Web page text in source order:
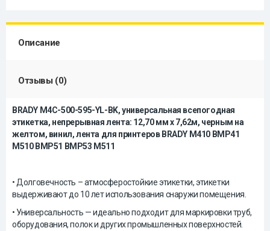
Описание
Отзывы (0)
BRADY M4C-500-595-YL-BK, универсальная всепогодная
этикетка, непрерывная лента: 12,70 мм х 7,62м, черным на
желтом, винил, лента для принтеров BRADY M410 BMP41
M510 BMP51 BMP53 M511
• Долговечность – атмосферостойкие этикетки, этикетки
выдерживают до 10 лет использования снаружи помещения.
• Универсальность — идеально подходит для маркировки труб,
оборудования, полок и других промышленных поверхностей.